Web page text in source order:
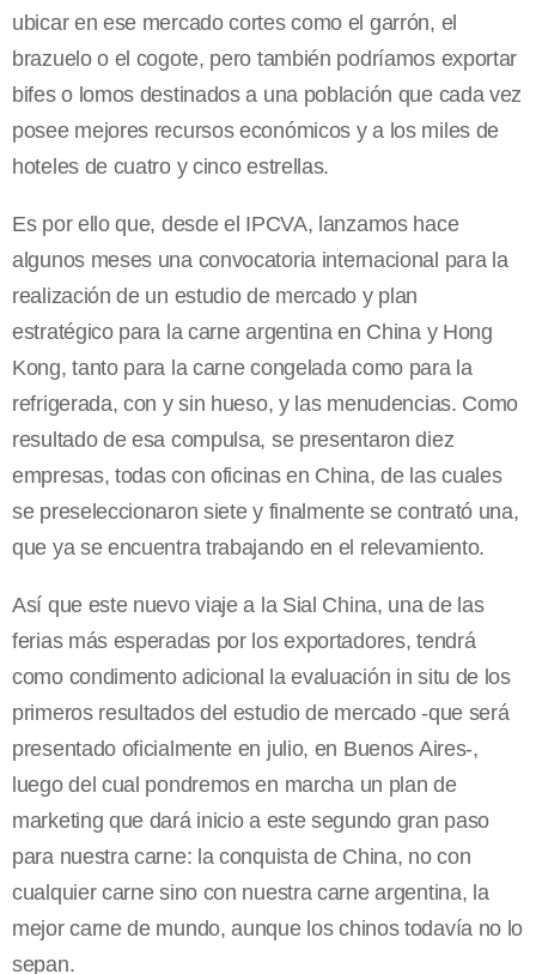
ubicar en ese mercado cortes como el garrón, el
brazuelo o el cogote, pero también podríamos exportar
bifes o lomos destinados a una población que cada vez
posee mejores recursos económicos y a los miles de
hoteles de cuatro y cinco estrellas.
Es por ello que, desde el IPCVA, lanzamos hace
algunos meses una convocatoria internacional para la
realización de un estudio de mercado y plan
estratégico para la carne argentina en China y Hong
Kong, tanto para la carne congelada como para la
refrigerada, con y sin hueso, y las menudencias. Como
resultado de esa compulsa, se presentaron diez
empresas, todas con oficinas en China, de las cuales
se preseleccionaron siete y finalmente se contrató una,
que ya se encuentra trabajando en el relevamiento.
Así que este nuevo viaje a la Sial China, una de las
ferias más esperadas por los exportadores, tendrá
como condimento adicional la evaluación in situ de los
primeros resultados del estudio de mercado -que será
presentado oficialmente en julio, en Buenos Aires-,
luego del cual pondremos en marcha un plan de
marketing que dará inicio a este segundo gran paso
para nuestra carne: la conquista de China, no con
cualquier carne sino con nuestra carne argentina, la
mejor carne de mundo, aunque los chinos todavía no lo
sepan.